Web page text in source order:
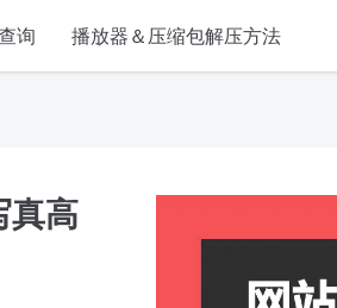
询 播放器＆压缩包解压方法
真高